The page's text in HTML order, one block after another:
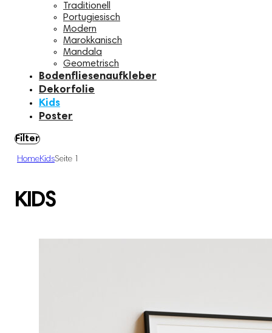
Traditionell
Portugiesisch
Modern
Marokkanisch
Mandala
Geometrisch
Bodenfliesenaufkleber
Dekorfolie
Kids
Poster
Filter
HomeKidsSeite 1
KIDS